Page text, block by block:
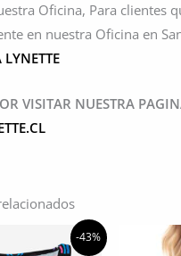
Oficina, Para clientes
en nuestra Oficina en
VISITAR NUESTRA
-43%